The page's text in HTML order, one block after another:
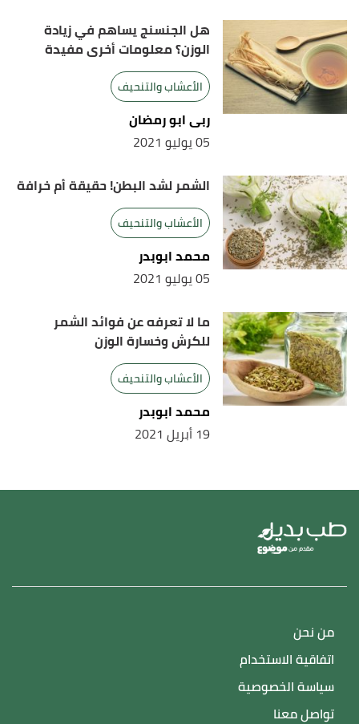
هل الجنسنج يساهم في زيادة
الوزن؟ معلومات أخرى مفيدة
الأعشاب والتنحيف
ربى ابو رمضان
05 يوليو 2021
الشمر لشد البطن! حقيقة أم خرافة
الأعشاب والتنحيف
محمد ابوبدر
05 يوليو 2021
ما لا تعرفه عن فوائد الشمر
للكرش وخسارة الوزن
الأعشاب والتنحيف
محمد ابوبدر
19 أبريل 2021
من نحن
اتفاقية الاستخدام
سياسة الخصوصية
تواصل معنا